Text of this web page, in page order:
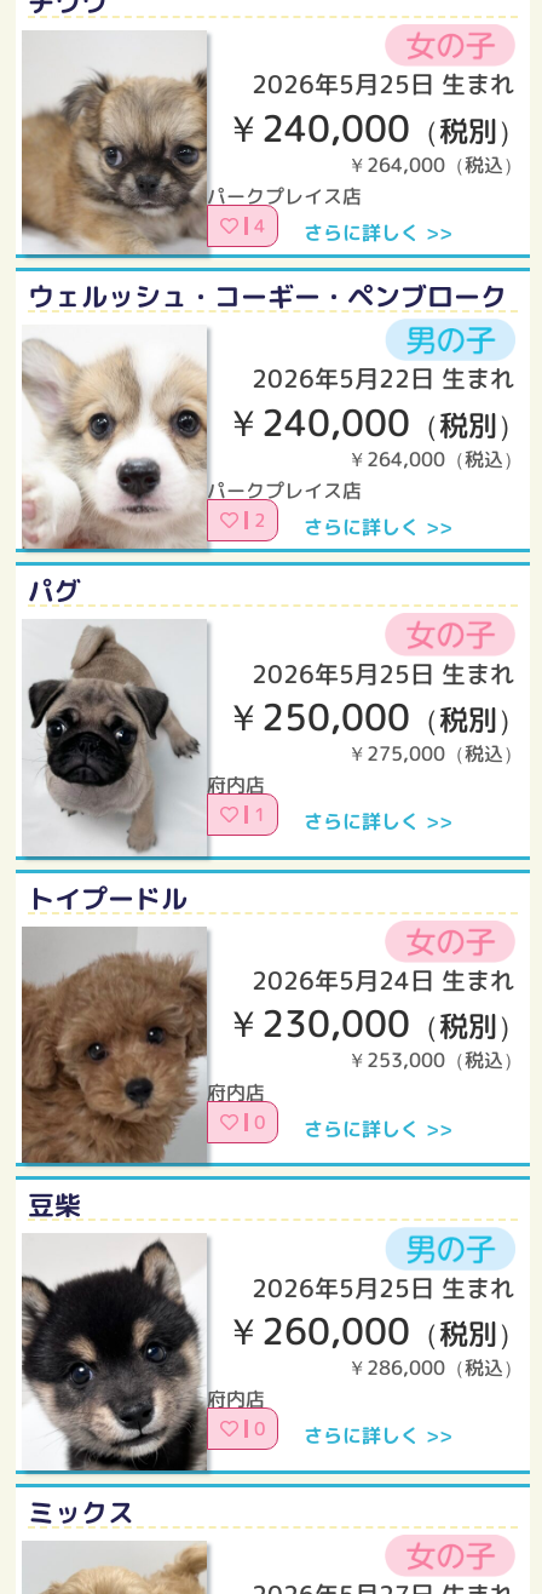
2026年5月25日 生まれ
￥240,000 （税別）
￥264,000（税込）
パークプレイス店
4 さらに詳しく >>
ウェルッシュ・コーギー・ペンブローク
2026年5月22日 生まれ
￥240,000 （税別）
￥264,000（税込）
パークプレイス店
2 さらに詳しく >>
パグ
2026年5月25日 生まれ
￥250,000 （税別）
￥275,000（税込）
府内店
1 さらに詳しく >>
トイプードル
2026年5月24日 生まれ
￥230,000 （税別）
￥253,000（税込）
府内店
0 さらに詳しく >>
豆柴
2026年5月25日 生まれ
￥260,000 （税別）
￥286,000（税込）
府内店
0 さらに詳しく >>
ミックス